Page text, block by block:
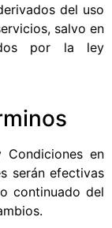
del uso
salvo en
por la ley
Condiciones en
serán efectivas
continuado del